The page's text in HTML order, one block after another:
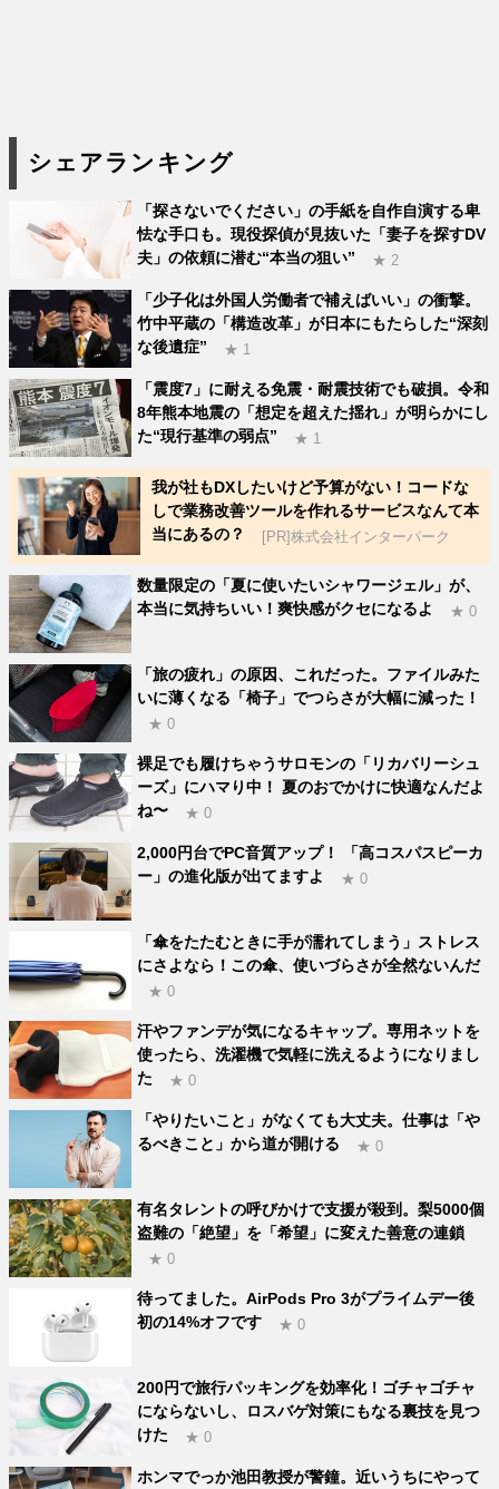
シェアランキング
「探さないでください」の手紙を自作自演する卑
怯な手口も。現役探偵が見抜いた「妻子を探すDV
夫」の依頼に潜む“本当の狙い”
★ 2
「少子化は外国人労働者で補えばいい」の衝撃。
竹中平蔵の「構造改革」が日本にもたらした“深刻
な後遺症”
★ 1
「震度7」に耐える免震・耐震技術でも破損。令和
8年熊本地震の「想定を超えた揺れ」が明らかにし
た“現行基準の弱点”
★ 1
我が社もDXしたいけど予算がない！コードな
しで業務改善ツールを作れるサービスなんて本
当にあるの？
[PR]株式会社インターパーク
数量限定の「夏に使いたいシャワージェル」が、
本当に気持ちいい！爽快感がクセになるよ
★ 0
「旅の疲れ」の原因、これだった。ファイルみた
いに薄くなる「椅子」でつらさが大幅に減った！
★ 0
裸足でも履けちゃうサロモンの「リカバリーシュ
ーズ」にハマり中！ 夏のおでかけに快適なんだよ
ね〜
★ 0
2,000円台でPC音質アップ！ 「高コスパスピーカ
ー」の進化版が出てますよ
★ 0
「傘をたたむときに手が濡れてしまう」ストレス
にさよなら！この傘、使いづらさが全然ないんだ
★ 0
汗やファンデが気になるキャップ。専用ネットを
使ったら、洗濯機で気軽に洗えるようになりまし
た
★ 0
「やりたいこと」がなくても大丈夫。仕事は「や
るべきこと」から道が開ける
★ 0
有名タレントの呼びかけで支援が殺到。梨5000個
盗難の「絶望」を「希望」に変えた善意の連鎖
★ 0
待ってました。AirPods Pro 3がプライムデー後
初の14%オフです
★ 0
200円で旅行パッキングを効率化！ゴチャゴチャ
にならないし、ロスバゲ対策にもなる裏技を見つ
けた
★ 0
ホンマでっか池田教授が警鐘。近いうちにやって